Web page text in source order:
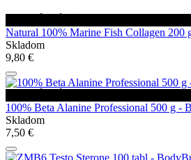
Natural 100% Marine Fish Collagen 200
Skladom
9,80 €
100% Beta Alanine Professional 500 g -
Skladom
7,50 €